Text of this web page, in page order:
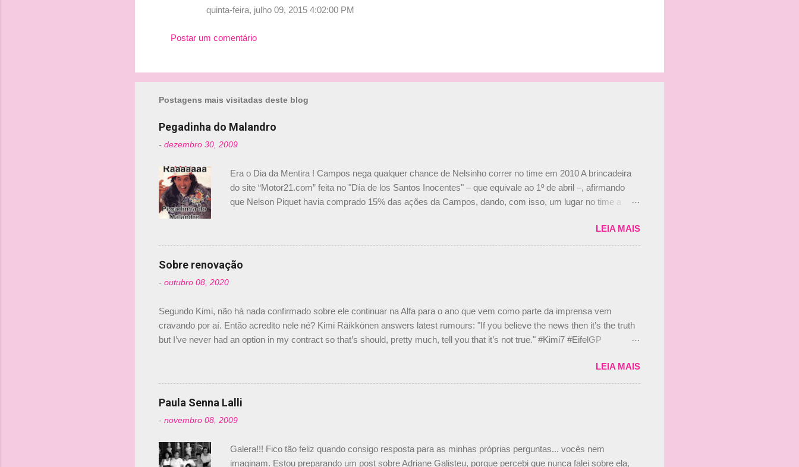
quinta-feira, julho 09, 2015 4:02:00 PM
Postar um comentário
Postagens mais visitadas deste blog
Pegadinha do Malandro
- dezembro 30, 2009
Era o Dia da Mentira ! Campos nega qualquer chance de Nelsinho correr no time em 2010 A brincadeira
do site “Motor21.com” feita no "Día de los Santos Inocentes" – que equivale ao 1º de abril –, afirmando
que Nelson Piquet havia comprado 15% das ações da Campos, dando, com isso, um lugar no time a
dirigente foi taxativo ao declarar que o brasileiro não será o companheiro de Bruno Senna em 2010. "Na
verdade, nós recebemos uma oferta de Piquet", admitiu Audetto. “Mas depois de ter assinado com Bruno
Senna, não podemos ter dois brasileiros”, explicou, dizendo ainda que não tem nada contra o filho do
LEIA MAIS
Sobre renovação
- outubro 08, 2020
Segundo Kimi, não há nada confirmado sobre ele continuar na Alfa para o ano que vem como parte da imprensa vem
cravando por aí. Então acredito nele né? Kimi Räikkönen answers latest rumours: "If you believe the news then it’s the truth
but I’ve never had an option in my contract so that’s should, pretty much, tell you that it’s not true." #Kimi7 #EifelGP
falando sobre o fato do Iceman estar há tantos anos na F1. What is it like to have Kimi as a team mate? 🙌 Over to you,
@RGrosjean ! #EifelGP 🇩🇪 #F1 pic.twitter.com/GSAu1LWnwW — Formula 1 (@F1) October 8, 2020 Beijinhos, Ludy
LEIA MAIS
Paula Senna Lalli
- novembro 08, 2009
Galera!!! Fico tão feliz quando consigo resposta para as minhas próprias perguntas... vocês nem
imaginam. Estou preparando um post sobre Adriane Galisteu, porque percebi que nunca falei sobre ela,